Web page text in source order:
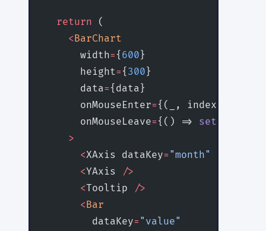
  return
(
    <
BarChart
      width
= { 600 }
      height
= { 300 }
      data
= {data}
      onMouseEnter
= {(_, index) =>
      onMouseLeave
= {() =>
    >
      <
XAxis dataKey= "month"
      <
YAxis
/>
      <
Tooltip
/>
      <
Bar
        dataKey
= "value"